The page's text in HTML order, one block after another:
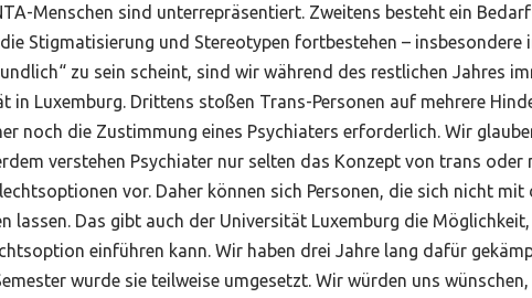
Menschen sind unterrepräsentiert. Zweitens besteht ein
Stigmatisierung und Stereotypen fortbestehen – insbesondere
zu sein scheint, sind wir während des restlichen Jahres
in Luxemburg. Drittens stoßen Trans-Personen auf mehrere
noch die Zustimmung eines Psychiaters erforderlich. Wir
verstehen Psychiater nur selten das Konzept von trans oder
vor. Daher können sich Personen, die sich nicht
lassen. Das gibt auch der Universität Luxemburg die
einführen kann. Wir haben drei Jahre lang dafür
wurde sie teilweise umgesetzt. Wir würden uns